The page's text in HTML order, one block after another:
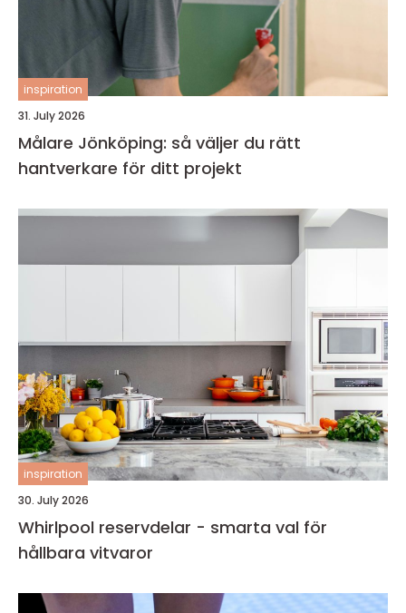
inspiration
31. July 2026
Målare Jönköping: så väljer du rätt
hantverkare för ditt projekt
inspiration
30. July 2026
Whirlpool reservdelar - smarta val för
hållbara vitvaror